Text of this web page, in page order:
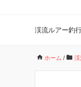
渓流ルアー釣
ホーム / 渓